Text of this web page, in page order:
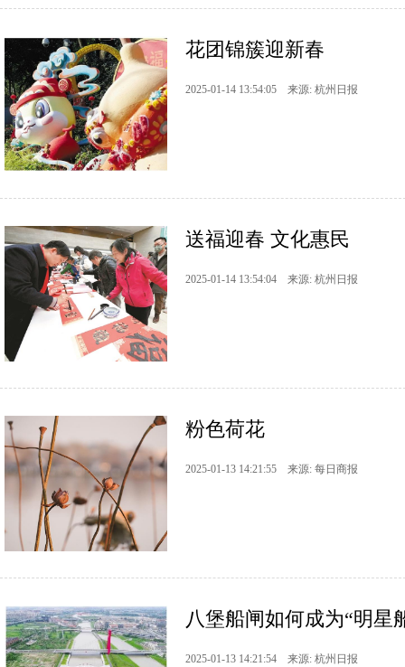
花团锦簇迎新春
2025-01-14 13:54:05 来源: 杭州日报
送福迎春 文化惠民
2025-01-14 13:54:04 来源: 杭州日报
粉色荷花
2025-01-13 14:21:55 来源: 每日商报
八堡船闸如何成为“明星
2025-01-13 14:21:54 来源: 杭州日报